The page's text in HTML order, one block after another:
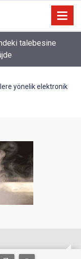
talebesine
yönelik elektronik